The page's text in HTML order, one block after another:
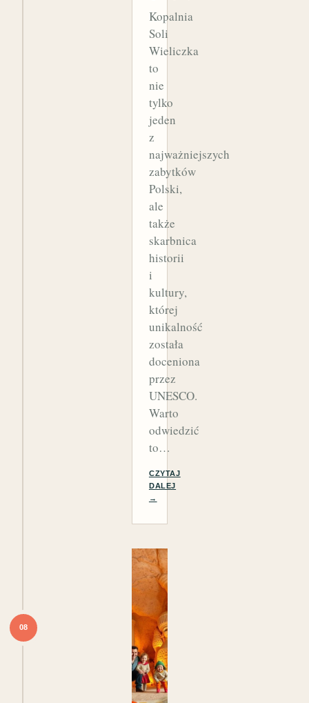
Kopalnia
Soli
Wieliczka
to
nie
tylko
jeden
z
najważniejszych
zabytków
Polski,
ale
także
skarbnica
historii
i
kultury,
której
unikalność
została
doceniona
przez
UNESCO.
Warto
odwiedzić
to…
CZYTAJ
DALEJ
→
08